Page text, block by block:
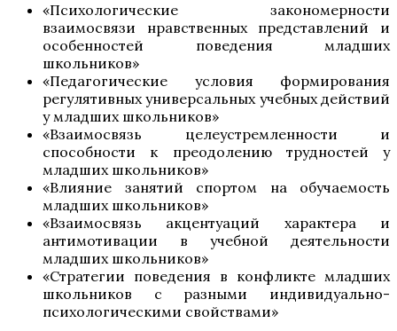
«Психологические закономерности
взаимосвязи нравственных представлений и
особенностей поведения младших
школьников»
«Педагогические условия формирования
регулятивных универсальных учебных действий
у младших школьников»
«Взаимосвязь целеустремленности и
способности к преодолению трудностей у
младших школьников»
«Влияние занятий спортом на обучаемость
младших школьников»
«Взаимосвязь акцентуаций характера и
антимотивации в учебной деятельности
младших школьников»
«Стратегии поведения в конфликте младших
школьников с разными индивидуально-
психологическими свойствами»